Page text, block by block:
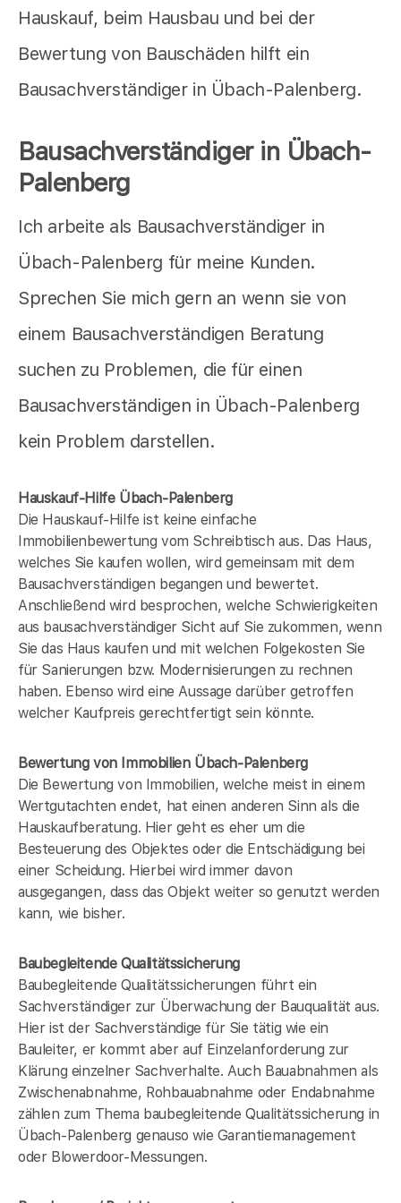
Hauskauf, beim Hausbau und bei der
Bewertung von Bauschäden hilft ein
Bausachverständiger in Übach-Palenberg.
Bausachverständiger in Übach-
Palenberg
Ich arbeite als Bausachverständiger in
Übach-Palenberg für meine Kunden.
Sprechen Sie mich gern an wenn sie von
einem Bausachverständigen Beratung
suchen zu Problemen, die für einen
Bausachverständigen in Übach-Palenberg
kein Problem darstellen.
Hauskauf-Hilfe Übach-Palenberg
Die Hauskauf-Hilfe ist keine einfache
Immobilienbewertung vom Schreibtisch aus. Das Haus,
welches Sie kaufen wollen, wird gemeinsam mit dem
Bausachverständigen begangen und bewertet.
Anschließend wird besprochen, welche Schwierigkeiten
aus bausachverständiger Sicht auf Sie zukommen, wenn
Sie das Haus kaufen und mit welchen Folgekosten Sie
für Sanierungen bzw. Modernisierungen zu rechnen
haben. Ebenso wird eine Aussage darüber getroffen
welcher Kaufpreis gerechtfertigt sein könnte.
Bewertung von Immobilien Übach-Palenberg
Die Bewertung von Immobilien, welche meist in einem
Wertgutachten endet, hat einen anderen Sinn als die
Hauskaufberatung. Hier geht es eher um die
Besteuerung des Objektes oder die Entschädigung bei
einer Scheidung. Hierbei wird immer davon
ausgegangen, dass das Objekt weiter so genutzt werden
kann, wie bisher.
Baubegleitende Qualitätssicherung
Baubegleitende Qualitätssicherungen führt ein
Sachverständiger zur Überwachung der Bauqualität aus.
Hier ist der Sachverständige für Sie tätig wie ein
Bauleiter, er kommt aber auf Einzelanforderung zur
Klärung einzelner Sachverhalte. Auch Bauabnahmen als
Zwischenabnahme, Rohbauabnahme oder Endabnahme
zählen zum Thema baubegleitende Qualitätssicherung in
Übach-Palenberg genauso wie Garantiemanagement
oder Blowerdoor-Messungen.